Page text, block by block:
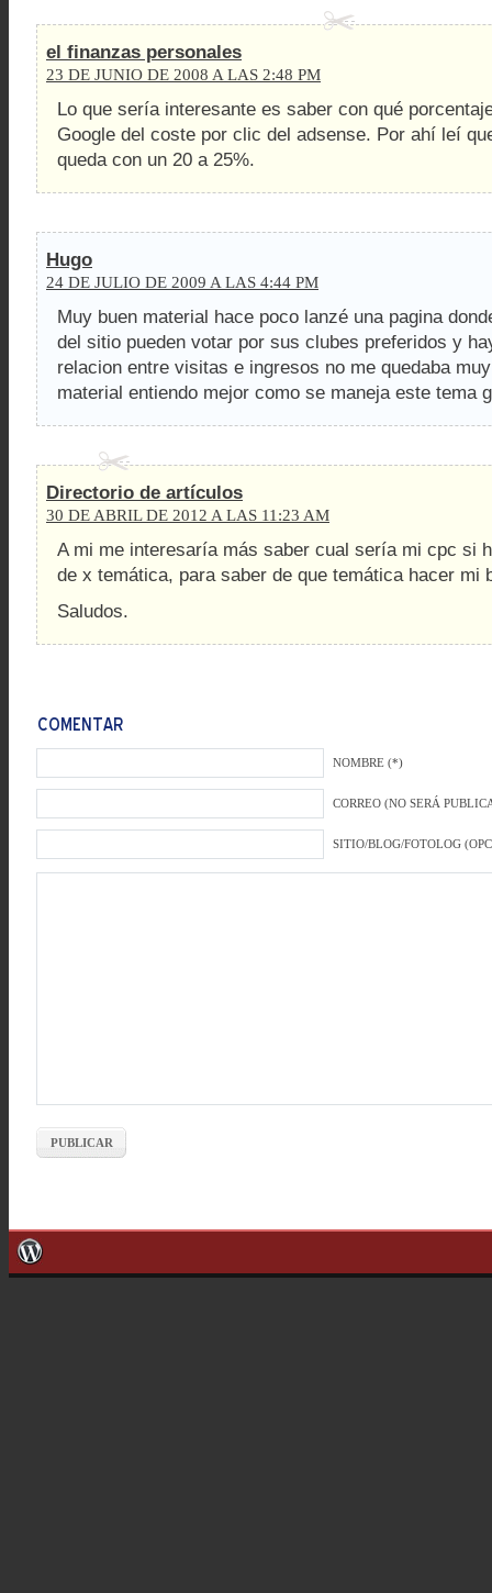
el finanzas personales
23 DE JUNIO DE 2008 A LAS 2:48 PM
Lo que sería interesante es saber con qué
Google del coste por clic del adsense. Por ahí leí
queda con un 20 a 25%.
Hugo
24 DE JULIO DE 2009 A LAS 4:44 PM
Muy buen material hace poco lanzé una pagina
del sitio pueden votar por sus clubes preferidos y
relacion entre visitas e ingresos no me quedaba
material entiendo mejor como se maneja este tema
Directorio de artículos
30 DE ABRIL DE 2012 A LAS 11:23 AM
A mi me interesaría más saber cual sería mi cpc si
de x temática, para saber de que temática hacer mi
Saludos.
NOMBRE (*)
CORREO (NO SERÁ
SITIO/BLOG/FOTOLOG